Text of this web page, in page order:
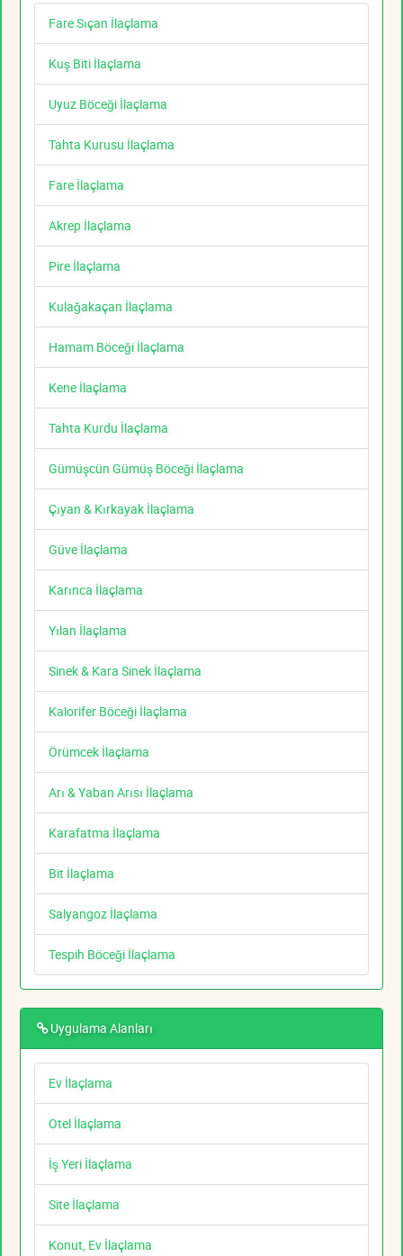
Fare Sıçan İlaçlama
Kuş Biti İlaçlama
Uyuz Böceği İlaçlama
Tahta Kurusu İlaçlama
Fare İlaçlama
Akrep İlaçlama
Pire İlaçlama
Kulağakaçan İlaçlama
Hamam Böceği İlaçlama
Kene İlaçlama
Tahta Kurdu İlaçlama
Gümüşcün Gümüş Böceği İlaçlama
Çıyan & Kırkayak İlaçlama
Güve İlaçlama
Karınca İlaçlama
Yılan İlaçlama
Sinek & Kara Sinek İlaçlama
Kalorifer Böceği İlaçlama
Örümcek İlaçlama
Arı & Yaban Arısı İlaçlama
Karafatma İlaçlama
Bit İlaçlama
Salyangoz İlaçlama
Tespih Böceği İlaçlama
Uygulama Alanları
Ev İlaçlama
Otel İlaçlama
İş Yeri İlaçlama
Site İlaçlama
Konut, Ev İlaçlama